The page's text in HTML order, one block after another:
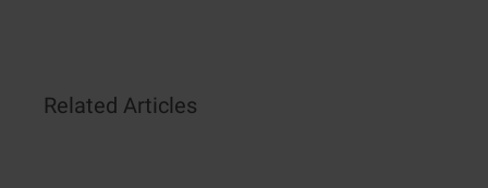
Related Articles